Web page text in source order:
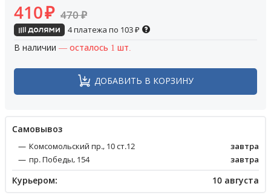
410₽ 470₽
4 платежа по 103₽
В наличии — осталось 1 шт.
ДОБАВИТЬ В КОРЗИНУ
Cамовывоз
Комсомольский пр., 10 ст.12
завтра
пр. Победы, 154
завтра
Курьером: 10 августа